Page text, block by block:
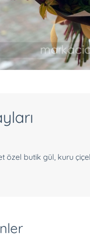
özel butik gül, kuru